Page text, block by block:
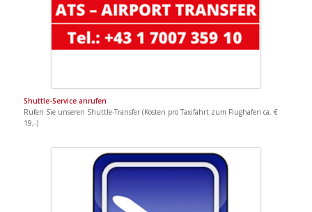
Shuttle-Service anrufen
Rufen Sie unseren Shuttle-Transfer (Kosten pro Taxifahrt zum Flughafen ca. €
19,-)